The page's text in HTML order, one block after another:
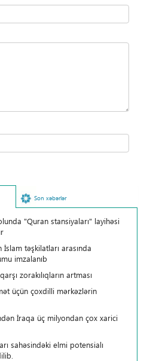
Son xəbərlər
"Quran stansiyaları" layihəsi
İslam təşkilatları arasında
imzalanıb
zorakılıqların artması
üçün çoxdilli mərkəzlərin
İraqa üç milyondan çox xarici
sahəsindəki elmi potensialı